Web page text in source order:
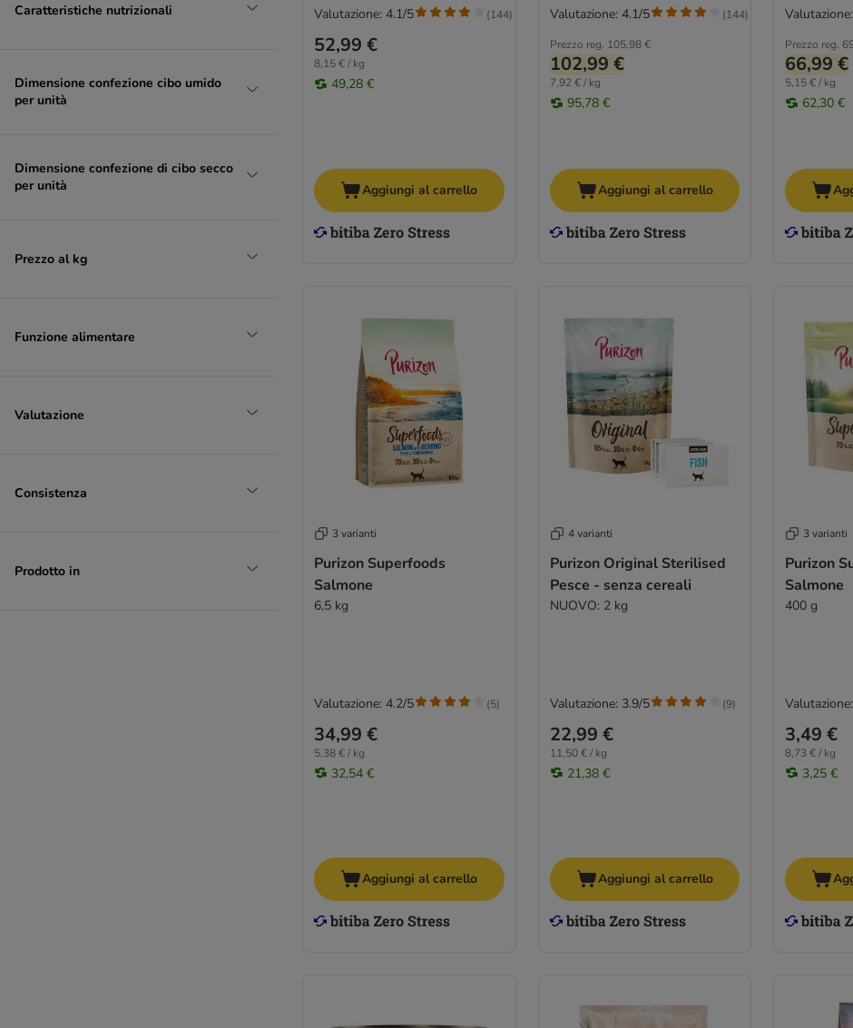
Caratteristiche nutrizionali
Dimensione confezione cibo umido
per unità
Dimensione confezione di cibo secco
per unità
Prezzo al kg
Funzione alimentare
Valutazione
Consistenza
Prodotto in
52,99 €
8,15 € / kg
49,28 €
Valutazione: 4.1/5 (144)
Aggiungi al carrello
Prezzo reg. 105,98 €
102,99 €
7,92 € / kg
95,78 €
Valutazione: 4.1/5 (144)
Aggiungi al carrello
Prezzo reg.
66,99 €
5,15 € / kg
62,30 €
3 varianti
Purizon Superfoods
Salmone
6,5 kg
34,99 €
5,38 € / kg
32,54 €
Valutazione: 4.2/5 (5)
Aggiungi al carrello
4 varianti
Purizon Original Sterilised
Pesce - senza cereali
NUOVO: 2 kg
22,99 €
11,50 € / kg
21,38 €
Valutazione: 3.9/5 (9)
Aggiungi al carrello
3 varianti
Purizon
Salmone
400 g
3,49 €
8,73 € / kg
3,25 €